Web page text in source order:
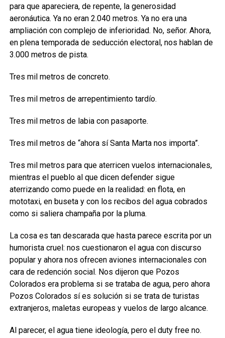
para que apareciera, de repente, la generosidad
aeronáutica. Ya no eran 2.040 metros. Ya no era una
ampliación con complejo de inferioridad. No, señor. Ahora,
en plena temporada de seducción electoral, nos hablan de
3.000 metros de pista.
Tres mil metros de concreto.
Tres mil metros de arrepentimiento tardío.
Tres mil metros de labia con pasaporte.
Tres mil metros de “ahora sí Santa Marta nos importa”.
Tres mil metros para que aterricen vuelos internacionales,
mientras el pueblo al que dicen defender sigue
aterrizando como puede en la realidad: en flota, en
mototaxi, en buseta y con los recibos del agua cobrados
como si saliera champaña por la pluma.
La cosa es tan descarada que hasta parece escrita por un
humorista cruel: nos cuestionaron el agua con discurso
popular y ahora nos ofrecen aviones internacionales con
cara de redención social. Nos dijeron que Pozos
Colorados era problema si se trataba de agua, pero ahora
Pozos Colorados sí es solución si se trata de turistas
extranjeros, maletas europeas y vuelos de largo alcance.
Al parecer, el agua tiene ideología, pero el duty free no.